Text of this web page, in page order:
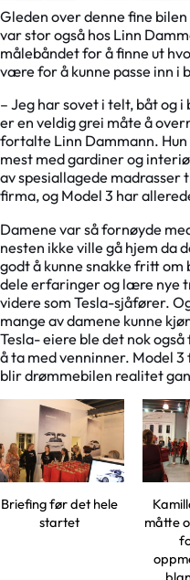
Gleden over denne fine
var stor også hos Linn
målebåndet for å finne ut
være for å kunne passe inn i
– Jeg har sovet i telt, båt og
er en veldig grei måte å
fortalte Linn Dammann.
mest med gardiner og
av spesiallagede madrasser
firma, og Model 3 har
Damene var så fornøyde
nesten ikke ville gå hjem da
godt å kunne snakke fritt om
dele erfaringer og lære nye
videre som Tesla-sjåfører.
mange av damene kunne
Tesla- eiere ble det nok
å ta med venninner. Model
blir drømmebilen realitet
Briefing før det hele
startet
måtte